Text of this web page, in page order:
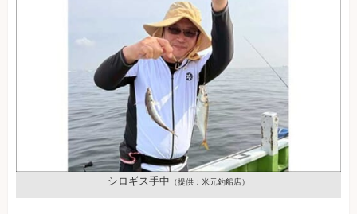
シロギス手中 （提供：米元釣船店）